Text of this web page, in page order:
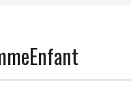
Enfant